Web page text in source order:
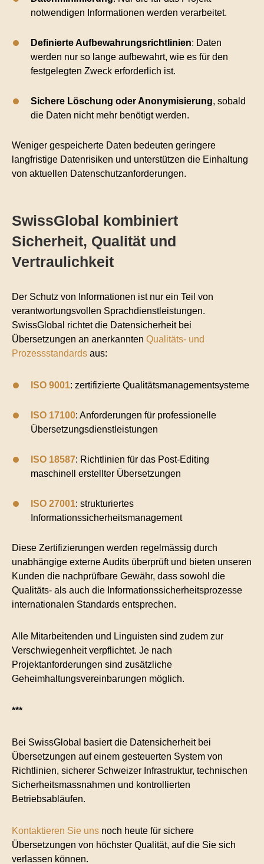
notwendigen Informationen werden verarbeitet.
Definierte Aufbewahrungsrichtlinien: Daten
werden nur so lange aufbewahrt, wie es für den
festgelegten Zweck erforderlich ist.
Sichere Löschung oder Anonymisierung, sobald
die Daten nicht mehr benötigt werden.
Weniger gespeicherte Daten bedeuten geringere
langfristige Datenrisiken und unterstützen die Einhaltung
von aktuellen Datenschutzanforderungen.
SwissGlobal kombiniert
Sicherheit, Qualität und
Vertraulichkeit
Der Schutz von Informationen ist nur ein Teil von
verantwortungsvollen Sprachdienstleistungen.
SwissGlobal richtet die Datensicherheit bei
Übersetzungen an anerkannten Qualitäts- und
Prozessstandards aus:
ISO 9001: zertifizierte Qualitätsmanagementsysteme
ISO 17100: Anforderungen für professionelle
Übersetzungsdienstleistungen
ISO 18587: Richtlinien für das Post-Editing
maschinell erstellter Übersetzungen
ISO 27001: strukturiertes
Informationssicherheitsmanagement
Diese Zertifizierungen werden regelmässig durch
unabhängige externe Audits überprüft und bieten unseren
Kunden die nachprüfbare Gewähr, dass sowohl die
Qualitäts- als auch die Informationssicherheitsprozesse
internationalen Standards entsprechen.
Alle Mitarbeitenden und Linguisten sind zudem zur
Verschwiegenheit verpflichtet. Je nach
Projektanforderungen sind zusätzliche
Geheimhaltungsvereinbarungen möglich.
***
Bei SwissGlobal basiert die Datensicherheit bei
Übersetzungen auf einem gesteuerten System von
Richtlinien, sicherer Schweizer Infrastruktur, technischen
Sicherheitsmassnahmen und kontrollierten
Betriebsabläufen.
Kontaktieren Sie uns noch heute für sichere
Übersetzungen von höchster Qualität, auf die Sie sich
verlassen können.